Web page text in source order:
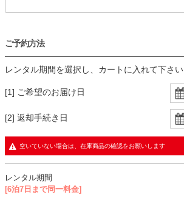
ご予約方法
レンタル期間を選択し、カートに入れて下さい
[1] ご希望のお届け日
[2] 返却手続き日
空いていない場合は、在庫商品の確認をお願いします
レンタル期間
[6泊7日まで同一料金]